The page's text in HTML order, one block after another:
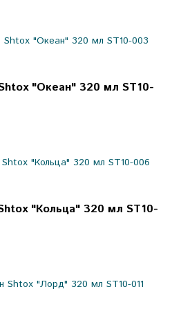
"Океан" 320 мл ST10-
"Кольца" 320 мл ST10-